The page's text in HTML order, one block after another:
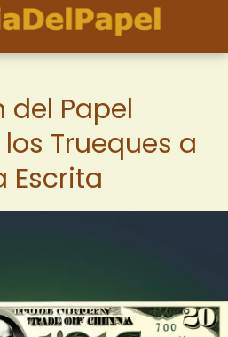
del Papel
Trueques a
Escrita